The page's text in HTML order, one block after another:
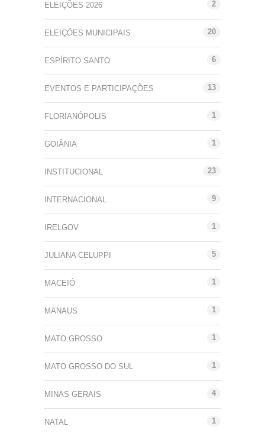
ELEIÇÕES 2026 2
ELEIÇÕES MUNICIPAIS 20
ESPÍRITO SANTO 6
EVENTOS E PARTICIPAÇÕES 13
FLORIANÓPOLIS 1
GOIÂNIA 1
INSTITUCIONAL 23
INTERNACIONAL 9
IRELGOV 1
JULIANA CELUPPI 5
MACEIÓ 1
MANAUS 1
MATO GROSSO 1
MATO GROSSO DO SUL 1
MINAS GERAIS 4
NATAL 1